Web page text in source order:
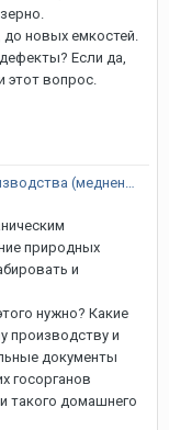
новых емкостей.
Если да,
этот вопрос.
Легализация гальванического производства (меднение)
природных
и
нужно? Какие
производству и
документы
госорганов
такого домашнего